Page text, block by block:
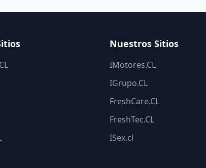
Nuestros Sitios
IMotores.CL
IGrupo.CL
FreshCare.CL
FreshTec.CL
ISex.cl